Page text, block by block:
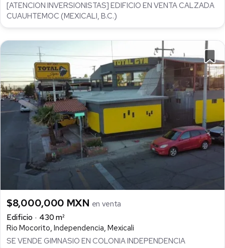
[ATENCION INVERSIONISTAS] EDIFICIO EN VENTA CALZADA
CUAUHTEMOC (MEXICALI, B.C.)
$8,000,000 MXN en venta
Edificio
430 m²
Rio Mocorito, Independencia, Mexicali
SE VENDE GIMNASIO EN COLONIA INDEPENDENCIA